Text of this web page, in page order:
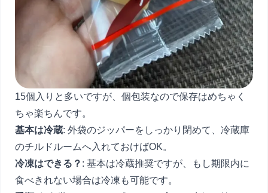
15個入りと多いですが、個包装なので保存はめちゃく
ちゃ楽ちんです。
基本は冷蔵: 外袋のジッパーをしっかり閉めて、冷蔵庫
のチルドルームへ入れておけばOK。
冷凍はできる？ : 基本は冷蔵推奨ですが、もし期限内に
食べきれない場合は冷凍も可能です。